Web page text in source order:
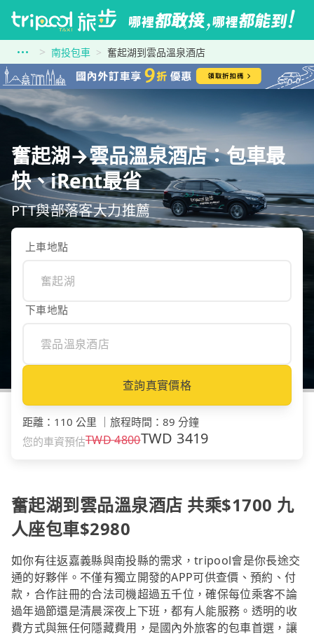
南投包車 奮起湖到雲品溫泉酒店
奮起湖→雲品溫泉酒店：包車最
快、iRent最省
PTT與部落客大力推薦
上車地點
下車地點
查詢真實價格
距離 ： 110 公里 旅程時間 ： 89 分鐘
您的車資預估TWD4800TWD 3419
奮起湖到雲品溫泉酒店 共乘$1700 九
人座包車$2980
如你有往返嘉義縣與南投縣的需求，tripool會是你長途交
通的好夥伴。不僅有獨立開發的APP可供查價、預約、付
款，合作註冊的合法司機超過五千位，確保每位乘客不論
過年過節還是清晨深夜上下班，都有人能服務。透明的收
費方式與無任何隱藏費用，是國內外旅客的包車首選，讓